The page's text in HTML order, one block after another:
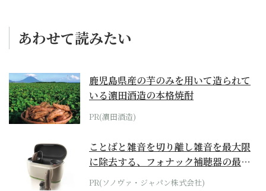
あわせて読みたい
鹿児島県産の芋のみを用いて造られて
いる濵田酒造の本格焼酎
PR(濵田酒造)
ことばと雑音を切り離し雑音を最大限
に除去する、フォナック補聴器の最上
位モデル
PR(ソノヴァ・ジャパン株式会社)